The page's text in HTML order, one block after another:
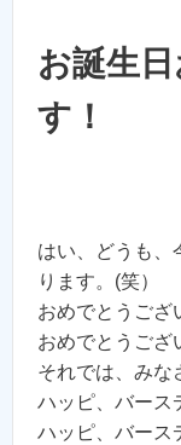
お誕生
す！
はい、どうも、
ります。(笑）
おめでとうござ
おめでとうござ
それでは、みな
ハッピ、バース
ハッピ、バース